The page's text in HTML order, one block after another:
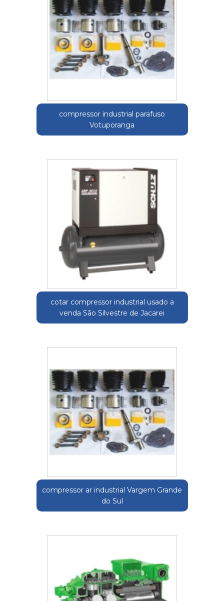
compressor industrial parafuso
Votuporanga
cotar compressor industrial usado a
venda São Silvestre de Jacarei
compressor ar industrial Vargem Grande
do Sul